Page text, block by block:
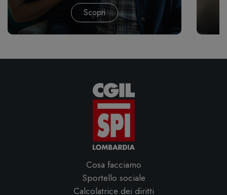
Scopri
Cosa facciamo
Sportello sociale
Calcolatrice dei diritti